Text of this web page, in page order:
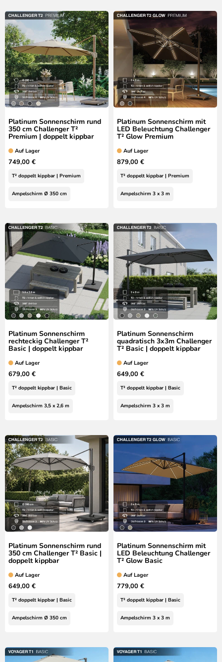
Platinum Sonnenschirm rund
350 cm Challenger T²
Premium | doppelt kippbar
Auf Lager
749,00 €
T² doppelt kippbar | Premium
Ampelschirm Ø 350 cm
Platinum Sonnenschirm mit
LED Beleuchtung Challenger
T² Glow Premium
Auf Lager
879,00 €
T² doppelt kippbar | Premium
Ampelschirm 3 x 3 m
Platinum Sonnenschirm
rechteckig Challenger T²
Basic | doppelt kippbar
Auf Lager
679,00 €
T² doppelt kippbar | Basic
Ampelschirm 3,5 x 2,6 m
Platinum Sonnenschirm
quadratisch 3x3m Challenger
T² Basic | doppelt kippbar
Auf Lager
649,00 €
T² doppelt kippbar | Basic
Ampelschirm 3 x 3 m
Platinum Sonnenschirm rund
350 cm Challenger T² Basic |
doppelt kippbar
Auf Lager
649,00 €
T² doppelt kippbar | Basic
Ampelschirm Ø 350 cm
Platinum Sonnenschirm mit
LED Beleuchtung Challenger
T² Glow Basic
Auf Lager
779,00 €
T² doppelt kippbar | Basic
Ampelschirm 3 x 3 m